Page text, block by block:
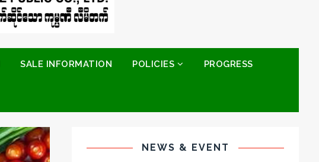
SALE INFORMATION POLICIES PROGRESS
NEWS & EVENT